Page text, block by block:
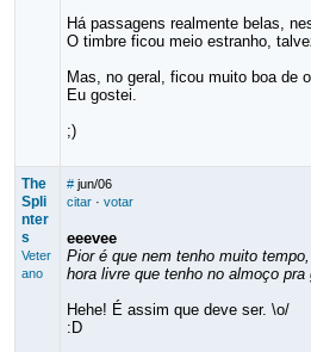
Há passagens realmente belas,
O timbre ficou meio estranho,
Mas, no geral, ficou muito boa de
Eu gostei.
;)
The
Spli
nter
s
Veter
ano
# jun/06
citar· votar
eeevee
Pior é que nem tenho muito
hora livre que tenho no almoço pra
Hehe! É assim que deve ser. \o/
:D